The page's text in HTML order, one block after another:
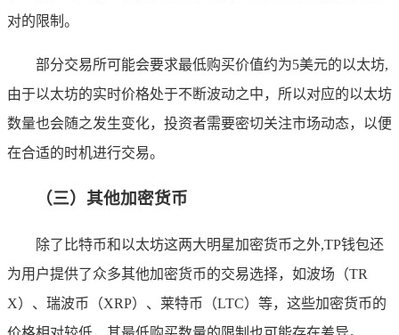
对的限制。
部分交易所可能会要求最低购买价值约为5美元的以太坊,
由于以太坊的实时价格处于不断波动之中，所以对应的以太坊
数量也会随之发生变化，投资者需要密切关注市场动态，以便
在合适的时机进行交易。
（三）其他加密货币
除了比特币和以太坊这两大明星加密货币之外,TP钱包还
为用户提供了众多其他加密货币的交易选择，如波场（TR
X）、瑞波币（XRP）、莱特币（LTC）等，这些加密货币的